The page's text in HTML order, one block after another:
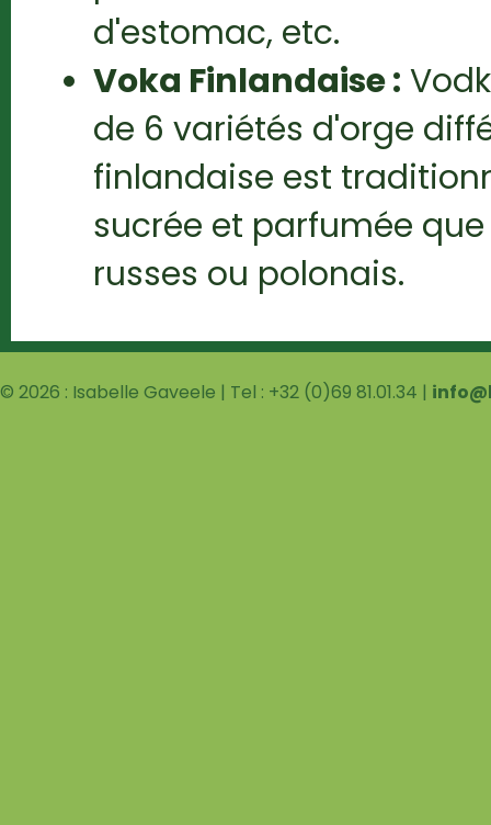
d'estomac, etc.
Voka Finlandaise :
de 6 variétés d'orge
finlandaise est
sucrée et parfumée
russes ou polonais.
© 2026 : Isabelle Gaveele | Tel : +32 (0)69 81.01.34 |